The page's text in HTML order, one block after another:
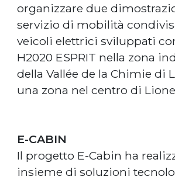
organizzare due
servizio di mobilità
veicoli elettrici sviluppati
H2020 ESPRIT nella zona
della Vallée de la Chimie di
una zona nel centro di
E-CABIN
Il progetto E-Cabin ha
insieme di soluzioni